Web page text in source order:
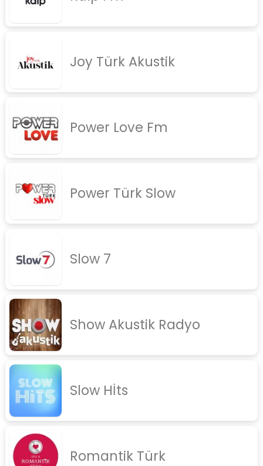
rap
Gizlilik Politikası
Joy Türk Akustik
Power Love Fm
Power Türk Slow
Slow 7
Show Akustik Radyo
Slow Hİts
Romantik Türk